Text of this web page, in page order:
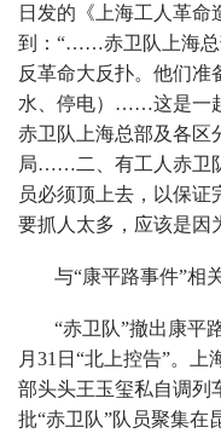
日发的《上海工人革命
到：“……赤卫队上海总
反革命大反扑。他们准
水、停电）……这是一
赤卫队上海总部及各区
局……二、有工人赤卫
员必须顶上去，以保证
要抓人太多，应该是因
与“康平路事件”相
“赤卫队”撤出康平
月31日“北上控告”。上
部头头王玉玺私自调列
批“赤卫队”队员聚集在